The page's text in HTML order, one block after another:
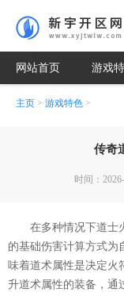
网站首页 游戏
主页 > 游戏特色 >
传奇
时间：
在多种情况下道士
的基础伤害计算方式为
味着道术属性是决定火
升道术属性的装备，通